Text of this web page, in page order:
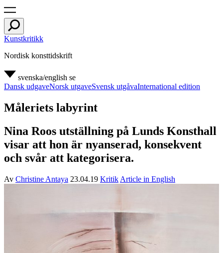
Kunstkritikk
Nordisk konsttidskrift
svenska/english se
Dansk udgaveNorsk utgaveSvensk utgåvaInternational edition
Måleriets labyrint
Nina Roos utställning på Lunds Konsthall
visar att hon är nyanserad, konsekvent
och svår att kategorisera.
Av Christine Antaya 23.04.19 Kritik Article in English